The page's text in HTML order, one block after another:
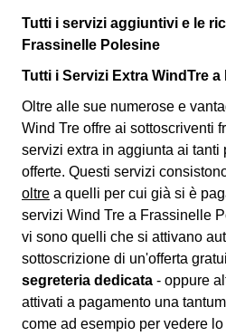
Tutti i servizi aggiuntivi e le
Frassinelle Polesine
Tutti i Servizi Extra WindTre
Oltre alle sue numerose e
Wind Tre offre ai sottoscriventi
servizi extra in aggiunta ai tanti
offerte. Questi servizi
oltre a quelli per cui già si è
servizi Wind Tre a Frassinelle
vi sono quelli che si attivano
sottoscrizione di un'offerta
segreteria dedicata - oppure
attivati a pagamento una
come ad esempio per vedere